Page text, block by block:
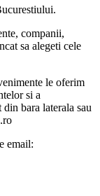
companii,
sa alegeti cele
le oferim
si a
bara laterala sau
email: